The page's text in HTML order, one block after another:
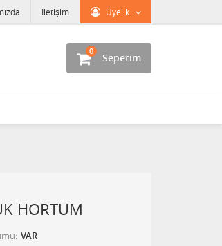
Üyelik
İletişim
Sepetim
0
HORTUM
VAR